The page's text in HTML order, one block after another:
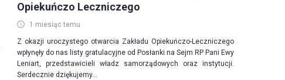
Opiekuńczo Leczniczego
1 miesiąc temu
Z okazji uroczystego otwarcia Zakładu Opiekuńczo-Leczniczego
wpłynęły do nas listy gratulacyjne od Posłanki na Sejm RP Pani Ewy
Leniart, przedstawicieli władz samorządowych oraz instytucji.
Serdecznie dziękujemy...